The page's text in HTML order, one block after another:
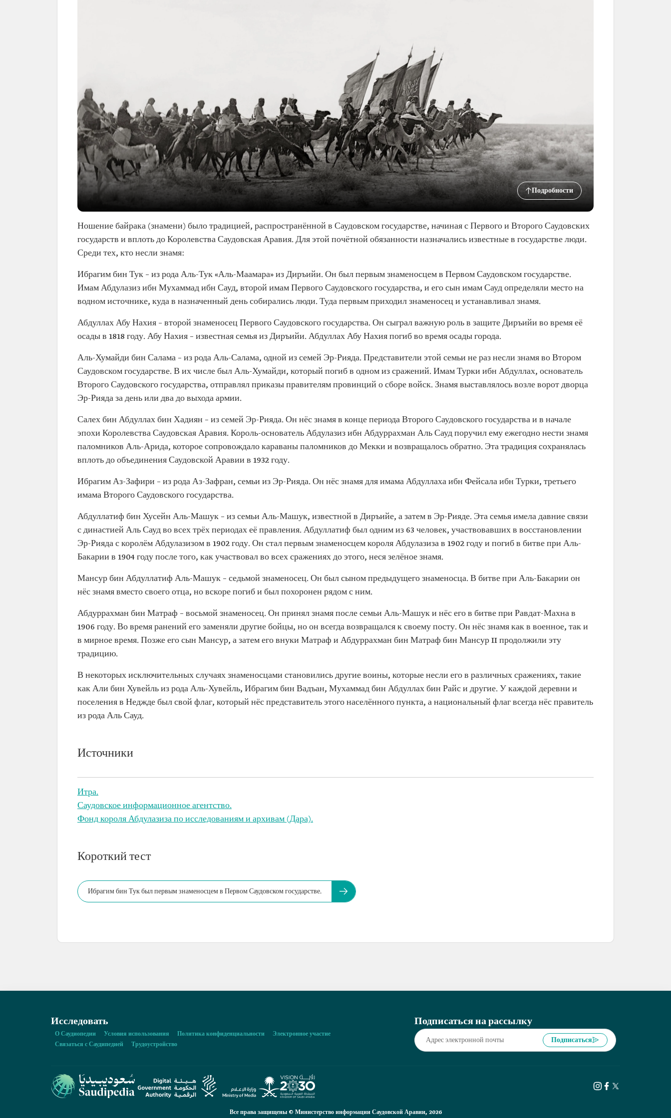
Подробности
Ношение байрака (знамени) было традицией, распространённой в Саудовском государстве, начиная с Первого и Второго Саудовских
государств и вплоть до Королевства Саудовская Аравия. Для этой почётной обязанности назначались известные в государстве люди.
Среди тех, кто несли знамя:
Ибрагим бин Тук – из рода Аль-Тук «Аль-Маамара» из Диръийи. Он был первым знаменосцем в Первом Саудовском государстве.
Имам Абдулазиз ибн Мухаммад ибн Сауд, второй имам Первого Саудовского государства, и его сын имам Сауд определяли место на
водном источнике, куда в назначенный день собирались люди. Туда первым приходил знаменосец и устанавливал знамя.
Абдуллах Абу Нахия – второй знаменосец Первого Саудовского государства. Он сыграл важную роль в защите Диръийи во время её
осады в 1818 году. Абу Нахия – известная семья из Диръийи. Абдуллах Абу Нахия погиб во время осады города.
Аль-Хумайди бин Салама – из рода Аль-Салама, одной из семей Эр-Рияда. Представители этой семьи не раз несли знамя во Втором
Саудовском государстве. В их числе был Аль-Хумайди, который погиб в одном из сражений. Имам Турки ибн Абдуллах, основатель
Второго Саудовского государства, отправлял приказы правителям провинций о сборе войск. Знамя выставлялось возле ворот дворца
Эр-Рияда за день или два до выхода армии.
Салех бин Абдуллах бин Хадиян – из семей Эр-Рияда. Он нёс знамя в конце периода Второго Саудовского государства и в начале
эпохи Королевства Саудовская Аравия. Король-основатель Абдулазиз ибн Абдуррахман Аль Сауд поручил ему ежегодно нести знамя
паломников Аль-Арида, которое сопровождало караваны паломников до Мекки и возвращалось обратно. Эта традиция сохранялась
вплоть до объединения Саудовской Аравии в 1932 году.
Ибрагим Аз-Зафири – из рода Аз-Зафран, семьи из Эр-Рияда. Он нёс знамя для имама Абдуллаха ибн Фейсала ибн Турки, третьего
имама Второго Саудовского государства.
Абдуллатиф бин Хусейн Аль-Машук – из семьи Аль-Машук, известной в Диръийе, а затем в Эр-Рияде. Эта семья имела давние связи
с династией Аль Сауд во всех трёх периодах её правления. Абдуллатиф был одним из 63 человек, участвовавших в восстановлении
Эр-Рияда с королём Абдулазизом в 1902 году. Он стал первым знаменосцем короля Абдулазиза в 1902 году и погиб в битве при Аль-
Бакарии в 1904 году после того, как участвовал во всех сражениях до этого, неся зелёное знамя.
Мансур бин Абдуллатиф Аль-Машук – седьмой знаменосец. Он был сыном предыдущего знаменосца. В битве при Аль-Бакарии он
нёс знамя вместо своего отца, но вскоре погиб и был похоронен рядом с ним.
Абдуррахман бин Матраф – восьмой знаменосец. Он принял знамя после семьи Аль-Машук и нёс его в битве при Равдат-Махна в
1906 году. Во время ранений его заменяли другие бойцы, но он всегда возвращался к своему посту. Он нёс знамя как в военное, так и
в мирное время. Позже его сын Мансур, а затем его внуки Матраф и Абдуррахман бин Матраф бин Мансур II продолжили эту
традицию.
В некоторых исключительных случаях знаменосцами становились другие воины, которые несли его в различных сражениях, такие
как Али бин Хувейль из рода Аль-Хувейль, Ибрагим бин Вадъан, Мухаммад бин Абдуллах бин Райс и другие. У каждой деревни и
поселения в Неджде был свой флаг, который нёс представитель этого населённого пункта, а национальный флаг всегда нёс правитель
из рода Аль Сауд.
Источники
Итра.
Саудовское информационное агентство.
Фонд короля Абдулазиза по исследованиям и архивам (Дара).
Короткий тест
Ибрагим бин Тук был первым знаменосцем в Первом Саудовском государстве.
Исследовать
О Саудиопедии Условия использования Политика конфиденциальности
Электронное участие
Связаться с Саудипедией
Трудоустройство
Подписаться на рассылку
Подписаться
Все права защищены © Министерство информации Саудовской Аравии, 2026